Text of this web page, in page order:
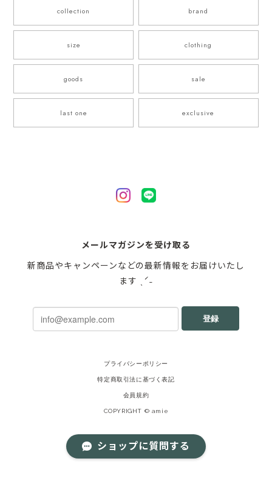
collection brand
size clothing
goods sale
last one exclusive
メールマガジンを受け取る
新商品やキャンペーンなどの最新情報をお届けいたし
ます ˎˊ˗
登録
プライバシーポリシー
特定商取引法に基づく表記
会員規約
COPYRIGHT © amie
ショップに質問する